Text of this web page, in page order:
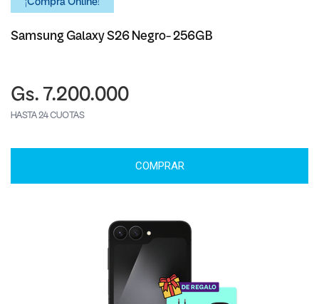
¡Comprá Online!
Samsung Galaxy S26 Negro- 256GB
Gs. 7.200.000
HASTA 24 CUOTAS
COMPRAR